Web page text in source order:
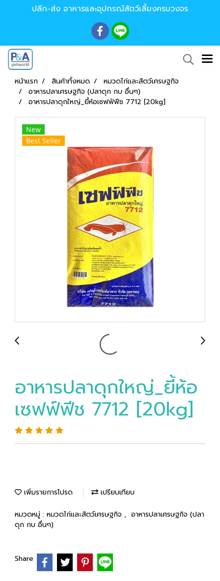
ปลีก-ส่ง อาหารและอุปกรณ์สัตว์เลี้ยงครบวงจร
หน้าแรก สินค้าทั้งหมด
หมวดไก่และสัตว์เศรษฐกิจ
อาหารปลาเศรษฐกิจ (ปลาดุก กบ อื่นๆ)
อาหารปลาดุกใหญ่_ยี้ห้อเซฟฟ์ฟีช 7712 [20kg]
New
Best Seller
อาหารปลาดุกใหญ่_ยี้ห้อ
เซฟฟ์ฟีช 7712 [20kg]
เพิ่มรายการโปรด เปรียบเทียบ
หมวดหมู่ : หมวดไก่และสัตว์เศรษฐกิจ , อาหารปลาเศรษฐกิจ (ปลา
ดุก กบ อื่นๆ)
Share